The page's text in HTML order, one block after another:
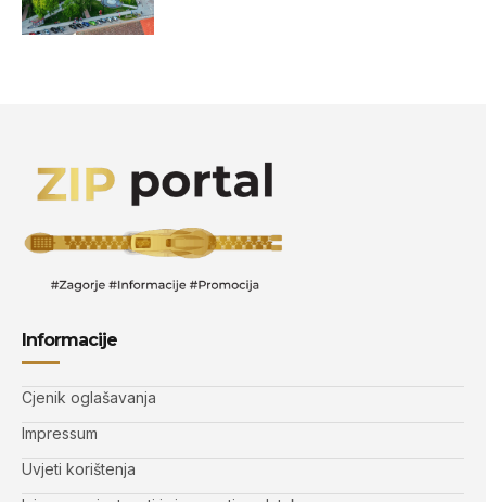
Informacije
Cjenik oglašavanja
Impressum
Uvjeti korištenja